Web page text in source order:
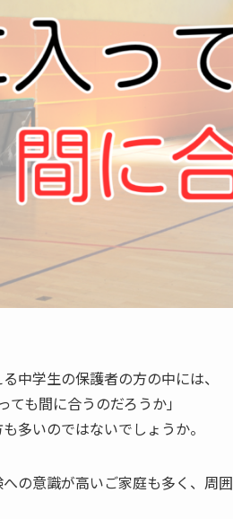
中学生の保護者の方の中には、
ても間に合うのだろうか」
多いのではないでしょうか。
の意識が高いご家庭も多く、周